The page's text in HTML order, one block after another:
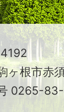
ち
駒
ヶ
根
市
ヶ根市赤
0265-